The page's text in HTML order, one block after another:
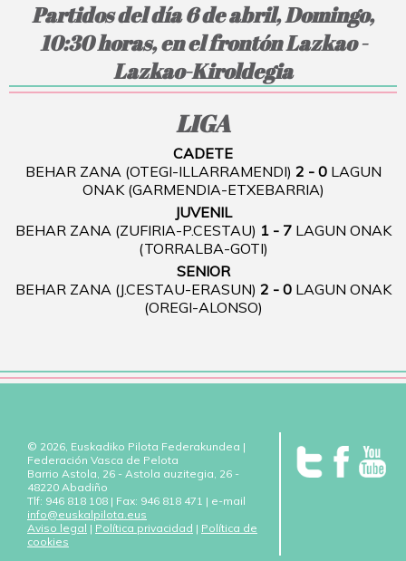
Partidos del día 6 de abril, Domingo,
10:30 horas, en el frontón Lazkao -
Lazkao-Kiroldegia
LIGA
CADETE
BEHAR ZANA (OTEGI-ILLARRAMENDI) 2 - 0LAGUN
ONAK (GARMENDIA-ETXEBARRIA)
JUVENIL
BEHAR ZANA (ZUFIRIA-P.CESTAU) 1 - 7LAGUN ONAK
(TORRALBA-GOTI)
SENIOR
BEHAR ZANA (J.CESTAU-ERASUN) 2 - 0LAGUN ONAK
(OREGI-ALONSO)
© 2026, Euskadiko Pilota Federakundea |
Federación Vasca de Pelota
Barrio Astola, 26 - Astola auzitegia, 26 -
48220 Abadiño
Tlf: 946 818 108 | Fax: 946 818 471 | e-mail
info@euskalpilota.eus
Aviso legal | Política privacidad | Política de
cookies